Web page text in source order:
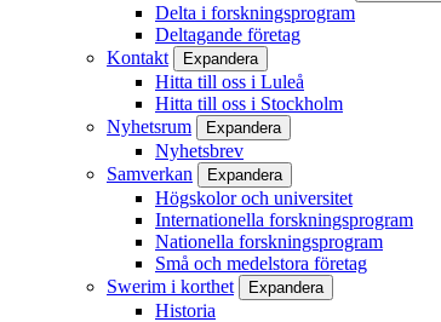
Delta i forskningsprogram
Deltagande företag
Kontakt
Expandera
Hitta till oss i Luleå
Hitta till oss i Stockholm
Nyhetsrum
Expandera
Nyhetsbrev
Samverkan
Expandera
Högskolor och universitet
Internationella forskningsprogram
Nationella forskningsprogram
Små och medelstora företag
Swerim i korthet
Expandera
Historia